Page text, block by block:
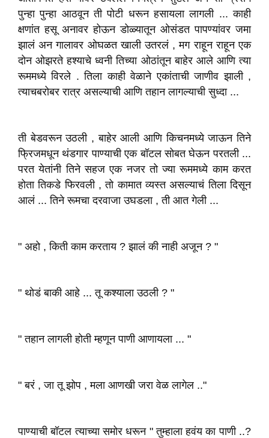
पुन्हा पुन्हा आठवून ती पोटी धरून हसायला लागली ... काही
क्षणांत हसू अनावर होऊन डोळ्यातून ओसंडत पापण्यांवर जमा
झालं अन गालावर ओघळत खाली उतरलं , मग राहून राहून एक
दोन ओझरते हश्याचे ध्वनी तिच्या ओठांतून बाहेर आले आणि त्या
रूममध्ये विरले . तिला काही वेळाने एकांताची जाणीव झाली ,
त्याचबरोबर रात्र असल्याची आणि तहान लागल्याची सुध्दा ...
ती बेडवरून उठली , बाहेर आली आणि किचनमध्ये जाऊन तिने
फ्रिजमधून थंडगार पाण्याची एक बॉटल सोबत घेऊन परतली ...
परत येतांनी तिने सहज एक नजर तो ज्या रूममध्ये काम करत
होता तिकडे फिरवली , तो कामात व्यस्त असल्याचं तिला दिसून
आलं ... तिने रूमचा दरवाजा उघडला , ती आत गेली ...
" अहो , किती काम करताय ? झालं की नाही अजून ? "
" थोडं बाकी आहे ... तू कश्याला उठली ? "
" तहान लागली होती म्हणून पाणी आणायला ... "
" बरं , जा तू झोप , मला आणखी जरा वेळ लागेल .."
पाण्याची बॉटल त्याच्या समोर धरून " तुम्हाला हवंय का पाणी ..?